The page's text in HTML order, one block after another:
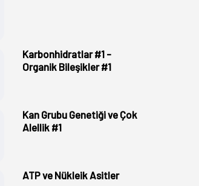
Karbonhidratlar #1 -
Organik Bileşikler #1
Kan Grubu Genetiği ve Çok
Alellik #1
ATP ve Nükleik Asitler